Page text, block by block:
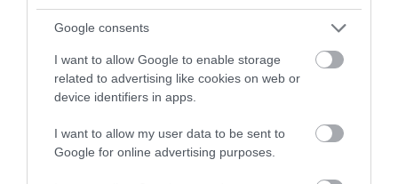
Google consents
I want to allow Google to enable storage
related to advertising like cookies on web or
device identifiers in apps.
I want to allow my user data to be sent to
Google for online advertising purposes.
Nem kap utódot a Fiat 124 Spider